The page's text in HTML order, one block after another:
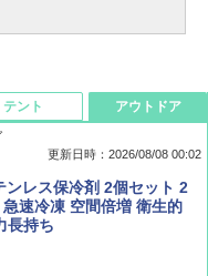
年 9 月号【特別付録:
"財布 ランダム2種】
チェンマイ タイ北部の魅
地球の歩き方D アジア
テント
クション 山善] ポップアッ
に広げて畳める パッとサ
ューブ フルクローズ メ
PATC-150(KH)
アウトドア
更新日時：2026/08/08 00:02
ンレス保冷剤 2個セット 2
速冷凍 空間倍増 衛生的
長持ち